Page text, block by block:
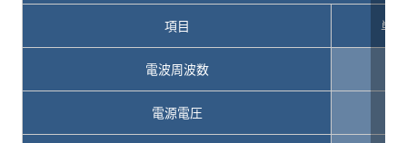
項目 単位
電波周波数
電源電圧